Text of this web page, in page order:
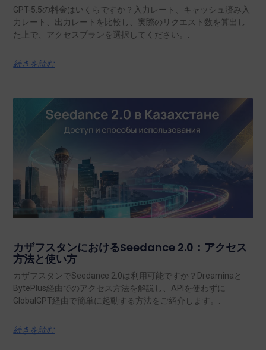
GPT-5.5の料金はいくらですか？入力レート、キャッシュ済み入
力レート、出力レートを比較し、実際のリクエスト数を算出し
た上で、アクセスプランを選択してください。.
続きを読む
カザフスタンにおけるSeedance 2.0：アクセス
方法と使い方
カザフスタンでSeedance 2.0は利用可能ですか？Dreaminaと
BytePlus経由でのアクセス方法を解説し、APIを使わずに
GlobalGPT経由で簡単に起動する方法をご紹介します。.
続きを読む